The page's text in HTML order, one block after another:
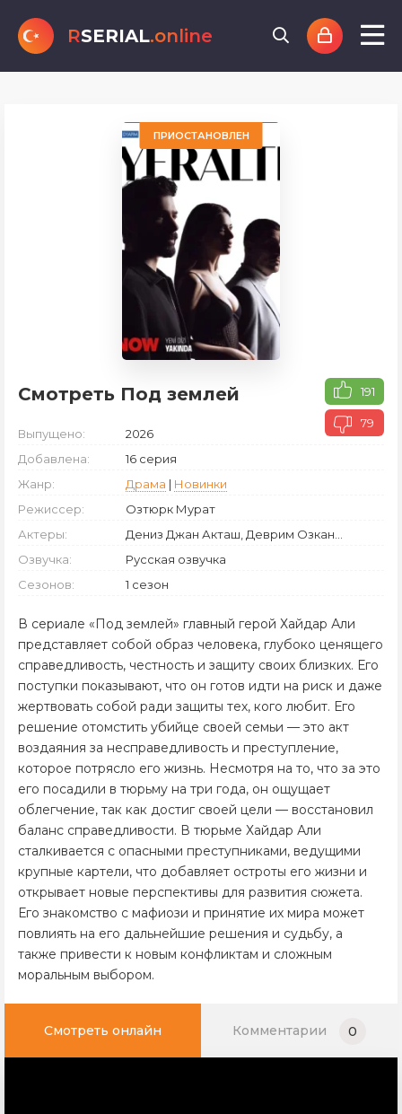
RSERIAL.online
ПРИОСТАНОВЛЕН
Смотреть Под землей 191
79
Выпущено:
2026
Добавлена:
16 серия
Жанр:
Драма | Новинки
Режиссер:
Озтюрк Мурат
Актеры:
Дениз Джан Акташ, Деврим Озкан...
Озвучка:
Русская озвучка
Сезонов:
1 сезон
В сериале «Под землей» главный герой Хайдар Али
представляет собой образ человека, глубоко ценящего
справедливость, честность и защиту своих близких. Его
поступки показывают, что он готов идти на риск и даже
жертвовать собой ради защиты тех, кого любит. Его
решение отомстить убийце своей семьи — это акт
воздаяния за несправедливость и преступление,
которое потрясло его жизнь. Несмотря на то, что за это
его посадили в тюрьму на три года, он ощущает
облегчение, так как достиг своей цели — восстановил
баланс справедливости. В тюрьме Хайдар Али
сталкивается с опасными преступниками, ведущими
крупные картели, что добавляет остроты его жизни и
открывает новые перспективы для развития сюжета.
Его знакомство с мафиози и принятие их мира может
повлиять на его дальнейшие решения и судьбу, а
также привести к новым конфликтам и сложным
моральным выбором.
Смотреть онлайн Комментарии 0